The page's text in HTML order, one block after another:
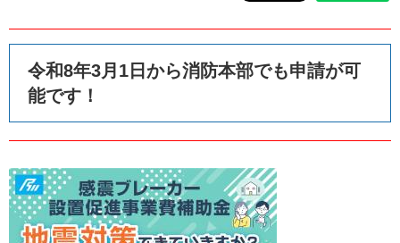
令和8年3月1日から消防本部でも申請が可
能です！